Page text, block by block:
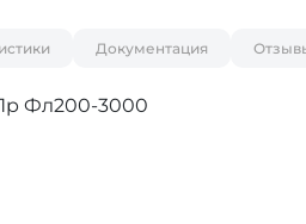
Документация
Фл200-3000